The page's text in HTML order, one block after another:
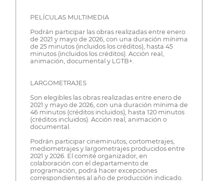
PELÍCULAS MULTIMEDIA
Podrán participar las obras realizadas entre enero
de 2021 y mayo de 2026, con una duración mínima
de 25 minutos (incluidos los créditos), hasta 45
minutos (incluidos los créditos). Acción real,
animación, documental y LGTB+.
LARGOMETRAJES
Son elegibles las obras realizadas entre enero de
2021 y mayo de 2026, con una duración mínima de
46 minutos (créditos incluidos), hasta 120 minutos
(créditos incluidos). Acción real, animación o
documental.
Podrán participar cineminutos, cortometrajes,
mediometrajes y largometrajes producidos entre
2021 y 2026. El comité organizador, en
colaboración con el departamento de
programación, podrá hacer excepciones
correspondientes al año de producción indicado.